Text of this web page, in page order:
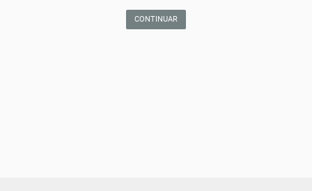
CONTINUAR